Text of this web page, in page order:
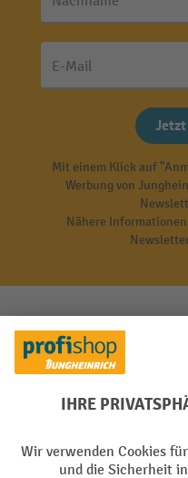
E-Mail
Mit einem Klick auf
Werbung von
Nähere
Top Kategorien
Informationen
Digitale Beratung